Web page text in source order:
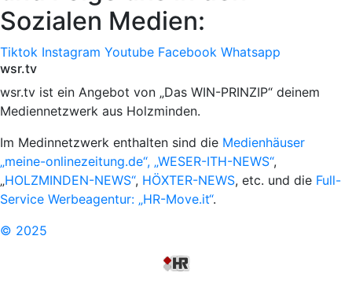
Sozialen Medien:
Tiktok Instagram Youtube Facebook Whatsapp
wsr.tv
wsr.tv ist ein Angebot von „Das WIN-PRINZIP“ deinem
Mediennetzwerk aus Holzminden.
Im Medinnetzwerk enthalten sind die Medienhäuser
„meine-onlinezeitung.de“, „WESER-ITH-NEWS“,
„HOLZMINDEN-NEWS“, HÖXTER-NEWS, etc. und die Full-
Service Werbeagentur: „HR-Move.it“.
© 2025